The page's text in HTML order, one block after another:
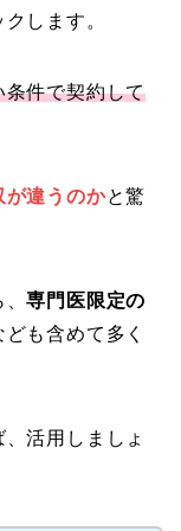
します。
条件で契約して
が違うのかと驚
、専門医限定の
も含めて多く
活用しましょ